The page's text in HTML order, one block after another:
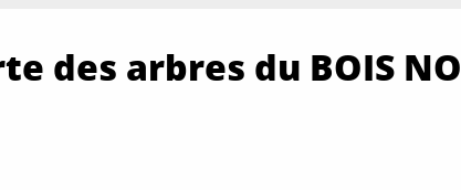
des arbres du BOIS